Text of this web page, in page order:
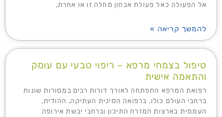
אל הפעולה כאל פעולת אבחון מחלה זו או אחרת,
להמשך קריאה »
טיפול בצמחי מרפא – ריפוי טבעי עם עומק
והתאמה אישית
רפואת המרפא התפתחה לאורך דורות רבים במסורות שונות
ברחבי העולם כולו. ברפואה הסינית העתיקה, ההודית,
העממית בארצות המזרח התיכון וברחבי יבשת אירופה